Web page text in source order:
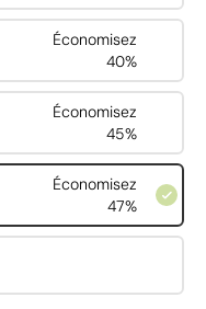
Économisez
40%
Économisez
45%
Économisez
47%